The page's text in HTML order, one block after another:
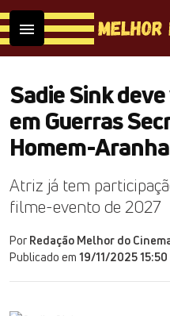
Sadie Sink
em Guerras
Homem-
Atriz já tem
filme-evento de 2027
Por Redação Melhor do
Publicado em 19/11/2025 15:50